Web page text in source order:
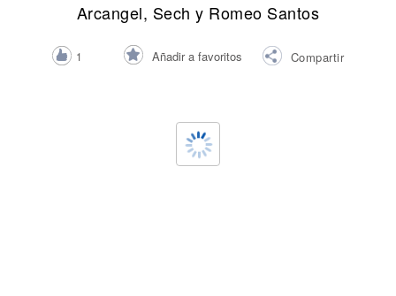
Arcangel, Sech y Romeo Santos
1 Añadir a favoritos Compartir